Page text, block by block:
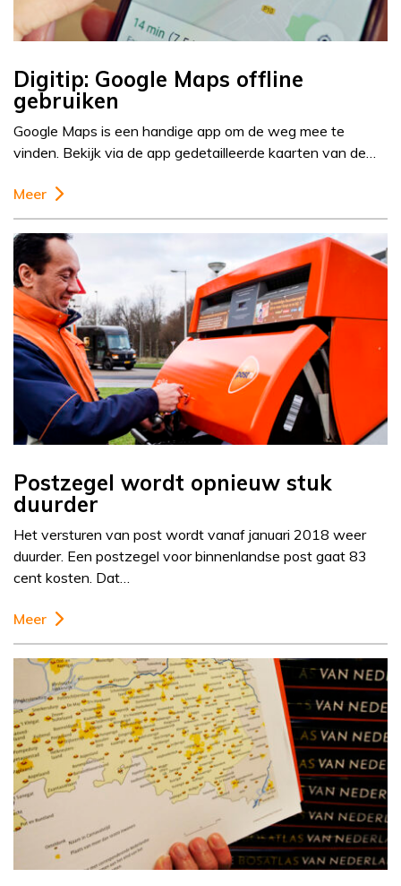
Digitip: Google Maps offline
gebruiken
Google Maps is een handige app om de weg mee te
vinden. Bekijk via de app gedetailleerde kaarten van de…
Meer
Postzegel wordt opnieuw stuk
duurder
Het versturen van post wordt vanaf januari 2018 weer
duurder. Een postzegel voor binnenlandse post gaat 83
cent kosten. Dat…
Meer